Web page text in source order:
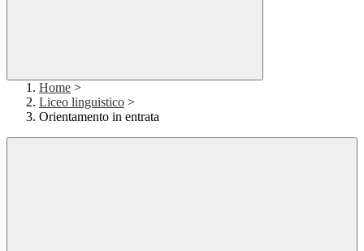
Home >
Liceo linguistico >
Orientamento in entrata